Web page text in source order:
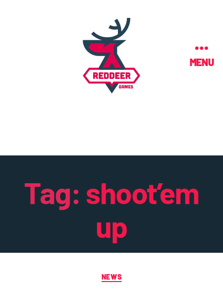
MENU
Tag: shoot’em
up
NEWS